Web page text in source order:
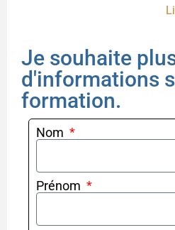
Je souhaite
d'informations
formation.
Nom
Prénom